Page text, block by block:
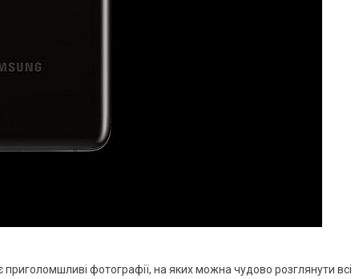
фотографії, на яких можна чудово розглянути всі